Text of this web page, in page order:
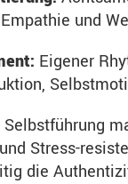
und
Eigener
Stress-
die